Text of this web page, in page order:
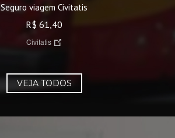
Seguro viagem Civitatis
R$ 61,40
Civitatis
VEJA TODOS